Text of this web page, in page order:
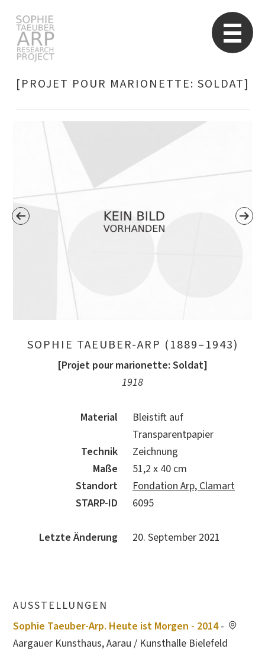
Suchen
nach:
[PROJET POUR MARIONETTE: SOLDAT]
SOPHIE TAEUBER-ARP (1889–1943)
[Projet pour marionette: Soldat]
1918
Material
Bleistift auf
Transparentpapier
Technik
Zeichnung
Maße
51,2 x 40 cm
Standort
Fondation Arp, Clamart
STARP-ID
6095
Letzte Änderung 20. September 2021
AUSSTELLUNGEN
Sophie Taeuber-Arp. Heute ist Morgen - 2014-
Aargauer Kunsthaus, Aarau / Kunsthalle Bielefeld